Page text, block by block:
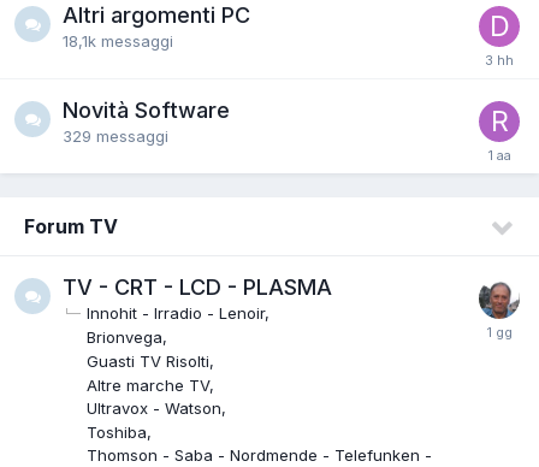
Altri argomenti PC
18,1k messaggi
Novità Software
329 messaggi
Forum TV
TV - CRT - LCD - PLASMA
Innohit - Irradio - Lenoir
Brionvega
Guasti TV Risolti
Altre marche TV
Ultravox - Watson
Toshiba
Thomson - Saba - Nordmende - Telefunken -